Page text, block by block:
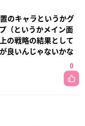
のキャラというかグ
（というかメイン面
の戦略の結果として
良いんじゃないかな
0